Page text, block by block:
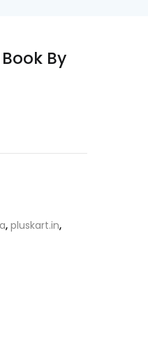
By
, pluskart.in,